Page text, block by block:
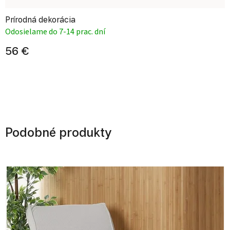
Prírodná dekorácia
Odosielame do 7-14 prac. dní
56 €
Podobné produkty